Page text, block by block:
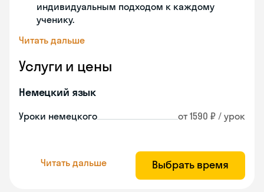
индивидуальным подходом к каждому
ученику.
Читать дальше
Услуги и цены
Немецкий язык
Уроки немецкого от 1590 ₽ / урок
Читать дальше Выбрать время